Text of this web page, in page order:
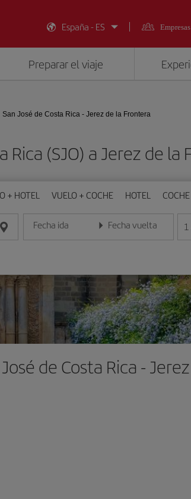
España - ES
Empresas
Preparar el viaje
San José de Costa Rica - Jerez de la Frontera
Rica (SJO) a Jerez de
+ HOTEL VUELO + COCHE HOTEL COCHE
Fecha ida
Introduce la fecha en formato día/mes/año
Fecha vuelta
Introduce la fecha en 1
de Costa Rica -